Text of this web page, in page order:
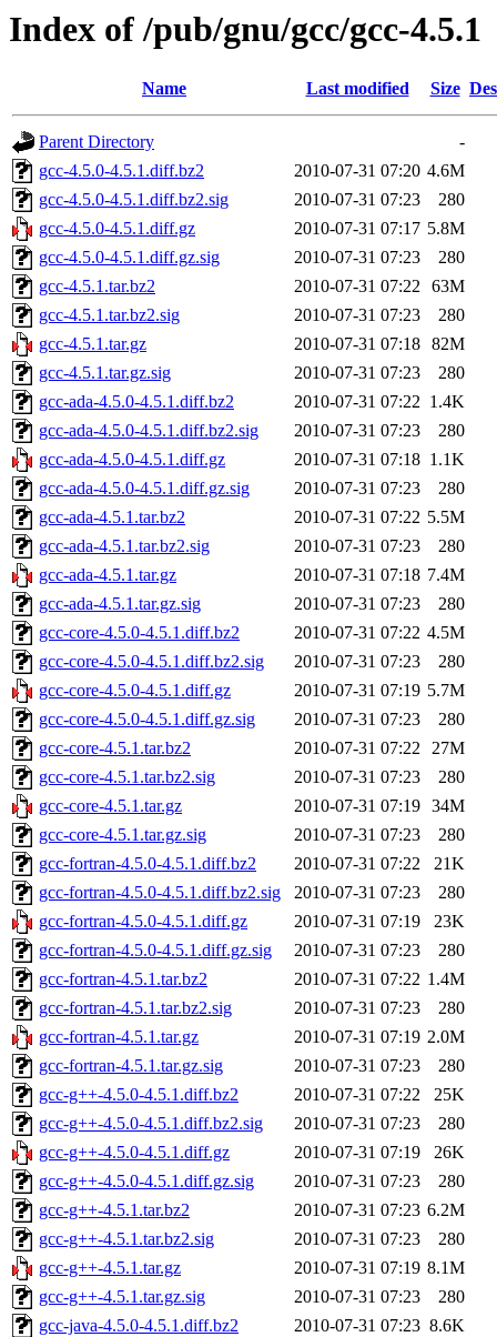
Index of /pub/gnu/gcc/gcc-4.5.1
Name Last modified Size
Parent Directory
-
gcc-4.5.0-4.5.1.diff.bz2
2010-07-31 07:20 4.6M
gcc-4.5.0-4.5.1.diff.bz2.sig
2010-07-31 07:23
280
gcc-4.5.0-4.5.1.diff.gz
2010-07-31 07:17 5.8M
gcc-4.5.0-4.5.1.diff.gz.sig
2010-07-31 07:23
280
gcc-4.5.1.tar.bz2
2010-07-31 07:22 63M
gcc-4.5.1.tar.bz2.sig
2010-07-31 07:23
280
gcc-4.5.1.tar.gz
2010-07-31 07:18 82M
gcc-4.5.1.tar.gz.sig
2010-07-31 07:23
280
gcc-ada-4.5.0-4.5.1.diff.bz2
2010-07-31 07:22 1.4K
gcc-ada-4.5.0-4.5.1.diff.bz2.sig
2010-07-31 07:23
280
gcc-ada-4.5.0-4.5.1.diff.gz
2010-07-31 07:18 1.1K
gcc-ada-4.5.0-4.5.1.diff.gz.sig
2010-07-31 07:23
280
gcc-ada-4.5.1.tar.bz2
2010-07-31 07:22 5.5M
gcc-ada-4.5.1.tar.bz2.sig
2010-07-31 07:23
280
gcc-ada-4.5.1.tar.gz
2010-07-31 07:18 7.4M
gcc-ada-4.5.1.tar.gz.sig
2010-07-31 07:23
280
gcc-core-4.5.0-4.5.1.diff.bz2
2010-07-31 07:22 4.5M
gcc-core-4.5.0-4.5.1.diff.bz2.sig
2010-07-31 07:23
280
gcc-core-4.5.0-4.5.1.diff.gz
2010-07-31 07:19 5.7M
gcc-core-4.5.0-4.5.1.diff.gz.sig
2010-07-31 07:23
280
gcc-core-4.5.1.tar.bz2
2010-07-31 07:22 27M
gcc-core-4.5.1.tar.bz2.sig
2010-07-31 07:23
280
gcc-core-4.5.1.tar.gz
2010-07-31 07:19 34M
gcc-core-4.5.1.tar.gz.sig
2010-07-31 07:23
280
gcc-fortran-4.5.0-4.5.1.diff.bz2
2010-07-31 07:22
21K
gcc-fortran-4.5.0-4.5.1.diff.bz2.sig
2010-07-31 07:23
280
gcc-fortran-4.5.0-4.5.1.diff.gz
2010-07-31 07:19
23K
gcc-fortran-4.5.0-4.5.1.diff.gz.sig
2010-07-31 07:23
280
gcc-fortran-4.5.1.tar.bz2
2010-07-31 07:22 1.4M
gcc-fortran-4.5.1.tar.bz2.sig
2010-07-31 07:23
280
gcc-fortran-4.5.1.tar.gz
2010-07-31 07:19 2.0M
gcc-fortran-4.5.1.tar.gz.sig
2010-07-31 07:23
280
gcc-g++-4.5.0-4.5.1.diff.bz2
2010-07-31 07:22
25K
gcc-g++-4.5.0-4.5.1.diff.bz2.sig
2010-07-31 07:23
280
gcc-g++-4.5.0-4.5.1.diff.gz
2010-07-31 07:19
26K
gcc-g++-4.5.0-4.5.1.diff.gz.sig
2010-07-31 07:23
280
gcc-g++-4.5.1.tar.bz2
2010-07-31 07:23 6.2M
gcc-g++-4.5.1.tar.bz2.sig
2010-07-31 07:23
280
gcc-g++-4.5.1.tar.gz
2010-07-31 07:19 8.1M
gcc-g++-4.5.1.tar.gz.sig
2010-07-31 07:23
280
gcc-java-4.5.0-4.5.1.diff.bz2
2010-07-31 07:23 8.6K